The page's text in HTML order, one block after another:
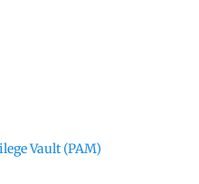
Vault (PAM)